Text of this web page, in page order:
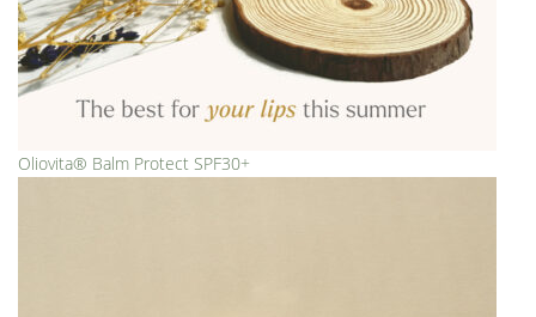
Oliovita® Balm Protect SPF30+